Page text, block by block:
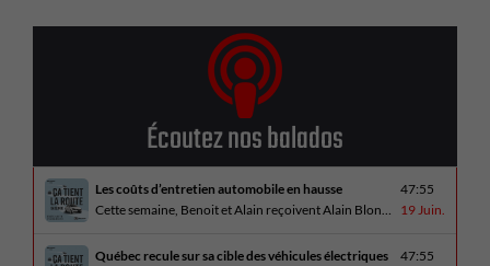
Écoutez nos balados
Les coûts d’entretien automobile en hausse
Cette semaine, Benoit et Alain reçoivent Alain Blondeau, propriétaire d’un atelier mécanique qui parle de la nouvelle réalité des coûts d’entretien en automobile. En essai routier, Alain a cinq propositions estivales et Benoit a pris la route avec une BMW i4 M60 pour ce dernier épisode de la saison. Bon été à tous!
47:55
19 Juin.
Québec recule sur sa cible des véhicules électriques
47:55